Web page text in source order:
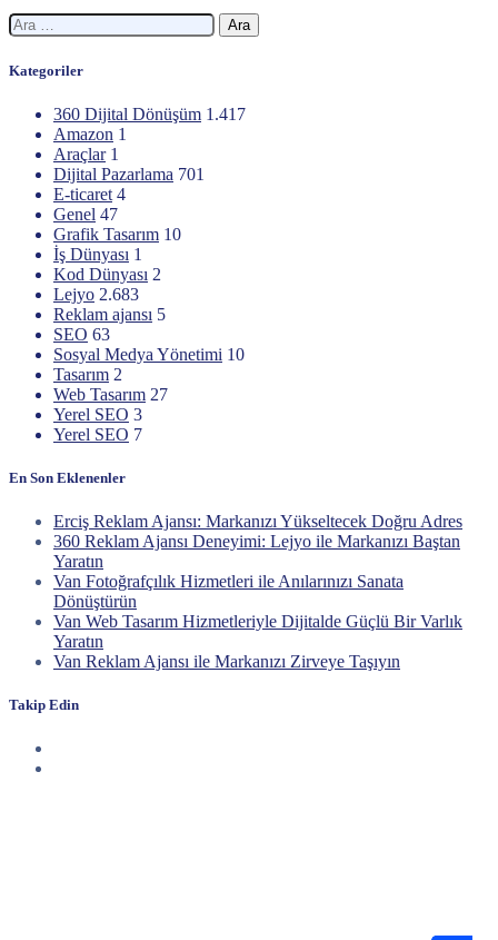
Arama:
Kategoriler
360 Dijital Dönüşüm 1.417
Amazon 1
Araçlar 1
Dijital Pazarlama 701
E-ticaret 4
Genel 47
Grafik Tasarım 10
İş Dünyası 1
Kod Dünyası 2
Lejyo 2.683
Reklam ajansı 5
SEO 63
Sosyal Medya Yönetimi 10
Tasarım 2
Web Tasarım 27
Yerel SEO 3
Yerel SEO 7
En Son Eklenenler
Erciş Reklam Ajansı: Markanızı Yükseltecek Doğru Adres
360 Reklam Ajansı Deneyimi: Lejyo ile Markanızı Baştan
Yaratın
Van Fotoğrafçılık Hizmetleri ile Anılarınızı Sanata
Dönüştürün
Van Web Tasarım Hizmetleriyle Dijitalde Güçlü Bir Varlık
Yaratın
Van Reklam Ajansı ile Markanızı Zirveye Taşıyın
Takip Edin